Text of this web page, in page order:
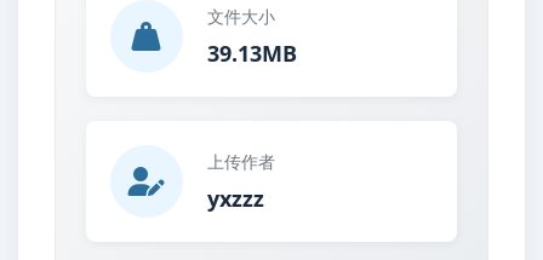
文件大小
39.13MB
上传作者
yxzzz